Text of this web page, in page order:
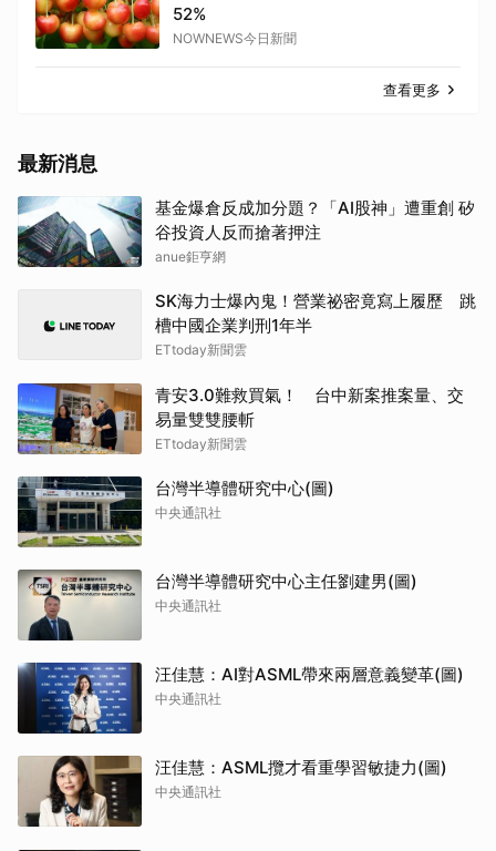
52%
NOWNEWS今日新聞
查看更多
最新消息
基金爆倉反成加分題？「AI股神」遭重創 矽
谷投資人反而搶著押注
anue鉅亨網
SK海力士爆內鬼！營業祕密竟寫上履歷 跳
槽中國企業判刑1年半
ETtoday新聞雲
青安3.0難救買氣！ 台中新案推案量、交
易量雙雙腰斬
ETtoday新聞雲
台灣半導體研究中心(圖)
中央通訊社
台灣半導體研究中心主任劉建男(圖)
中央通訊社
汪佳慧：AI對ASML帶來兩層意義變革(圖)
中央通訊社
汪佳慧：ASML攬才看重學習敏捷力(圖)
中央通訊社